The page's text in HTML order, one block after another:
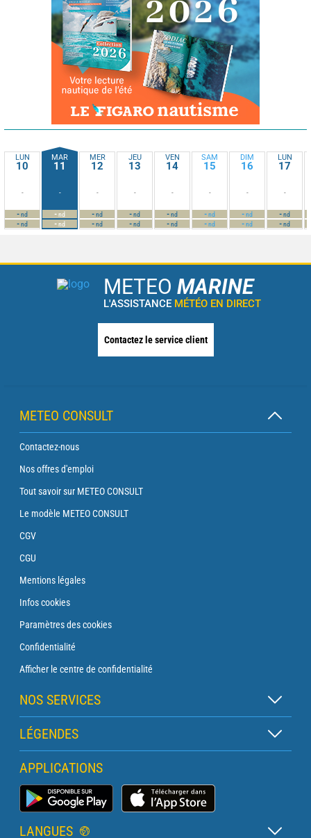
LUN
10
-
-nd
-nd
MAR
11
-
-nd
-nd
MER
12
-
-nd
-nd
JEU
13
-
-nd
-nd
VEN
14
-
-nd
-nd
SAM
15
-
-nd
-nd
DIM
16
-
-nd
-nd
LUN
17
-
-nd
-nd
METEO MARINE
L'ASSISTANCE MÉTÉO EN DIRECT
Contactez le service client
METEO CONSULT
Contactez-nous
Nos offres d'emploi
Tout savoir sur METEO CONSULT
Le modèle METEO CONSULT
CGV
CGU
Mentions légales
Infos cookies
Paramètres des cookies
Confidentialité
Afficher le centre de confidentialité
NOS SERVICES
Abonnement Zen
Abonnement Balise
Abonnement Traversée
Abonnement Phare
LÉGENDES
Légende des cartes
Légende des pictogrammes
Glossaire
APPLICATIONS
Application Météo Marine
LANGUES